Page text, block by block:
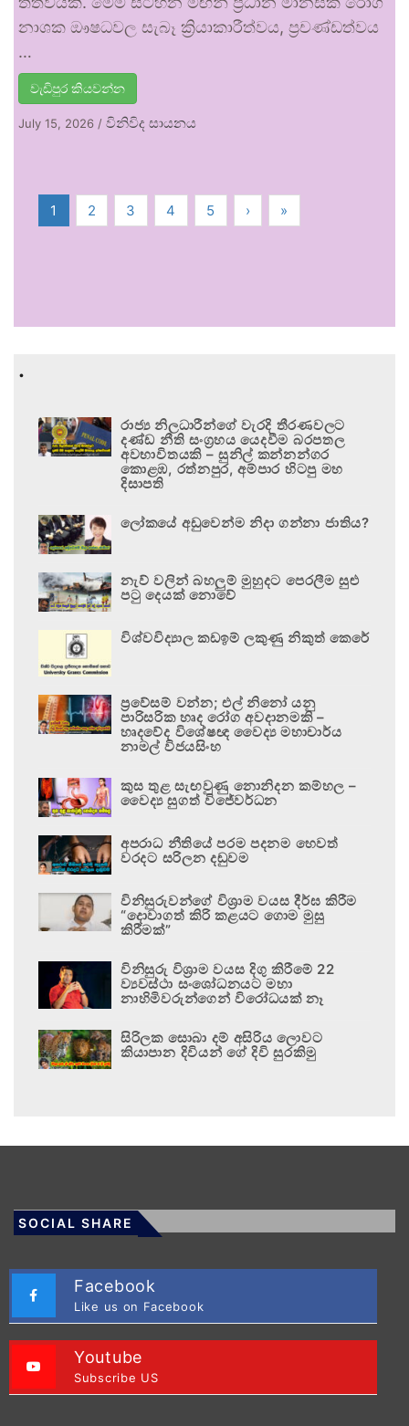
නාශක ඖෂධවල සැබෑ ක්‍රියාකාරීත්වය, ප්‍රචණ්ඩත්වය
…
වැඩිපුර කියවන්න
July 15, 2026 / විනිවිද සායනය
1 2 3 4 5 › »
.
රාජ්‍ය නිලධාරීන්ගේ වැරදි තීරණවලට
දණ්ඩ නීති සංග්‍රහය යෙදවීම බරපතල
අවභාවිතයකි – සුනිල් කන්නන්ගර
කොළඹ, රත්නපුර, අම්පාර හිටපු මහ
දිසාපති
ලෝකයේ අඩුවෙන්ම නිදා ගන්නා ජාතිය?
නැව් වලින් බහලුම් මුහුදට පෙරලීම සුළු
පටු දෙයක් නොවේ
විශ්වවිද්‍යාල කඩඉම් ලකුණු නිකුත් කෙරේ
ප්‍රවේසම් වන්න; එල් නිනෝ යනු
පාරිසරික හෘද රෝග අවදානමකි –
හෘදවේද විශේෂඥ වෛද්‍ය මහාචාර්ය
නාමල් විජයසිංහ
කුස තුළ සැඟවුණු නොනිදන කම්හල –
වෛද්‍ය සුගත් විජේවර්ධන
අපරාධ නීතියේ පරම පදනම හෙවත්
වරදට සරිලන දඬුවම
විනිසුරුවන්ගේ විශ්‍රාම වයස දීර්ඝ කිරීම
“දොවාගත් කිරි කළයට ගොම මුසු
කිරීමක්”
විනිසුරු විශ්‍රාම වයස දිගු කිරීමේ 22
ව්‍යවස්ථා සංශෝධනයට මහා
නාහිමිවරුන්ගෙන් විරෝධයක් නෑ
සිරිලක සොබා දම් අසිරිය ලොවට
කියාපාන දිවියන් ගේ දිවි සුරකිමු
SOCIAL SHARE
Facebook
Like us on Facebook
Youtube
Subscribe US